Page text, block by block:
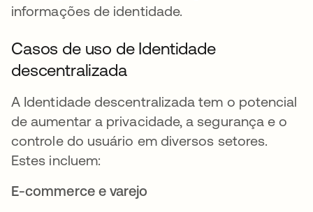
informações de identidade.
Casos de uso de Identidade
descentralizada
A Identidade descentralizada tem o potencial
de aumentar a privacidade, a segurança e o
controle do usuário em diversos setores.
Estes incluem:
E-commerce e varejo